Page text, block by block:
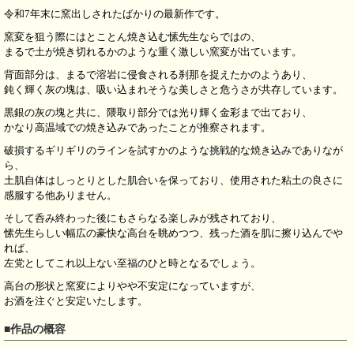
令和7年末に窯出しされたばかりの最新作です。
窯変を狙う際にはとことん焼き込む愫先生ならではの、
まるで土が焼き切れるかのような重く激しい窯変が出ています。
背面部分は、まるで溶岩に侵食される刹那を捉えたかのようあり、
鈍く輝く灰の塊は、吸い込まれそうな美しさと危うさが共存しています。
黒銀の灰の塊と共に、隈取り部分では光り輝く金彩まで出ており、
かなり高温域での焼き込みであったことが推察されます。
破損するギリギリのラインを試すかのような挑戦的な焼き込みでありなが
ら、
土肌自体はしっとりとした肌合いを保っており、使用された粘土の良さに
感服する他ありません。
そして呑み終わった後にもさらなる楽しみが残されており、
愫先生らしい幅広の豪快な高台を眺めつつ、残った酒を肌に擦り込んでや
れば、
左党としてこれ以上ない至福のひと時となるでしょう。
高台の形状と窯変によりやや不安定になっていますが、
お酒を注ぐと安定いたします。
■作品の概容